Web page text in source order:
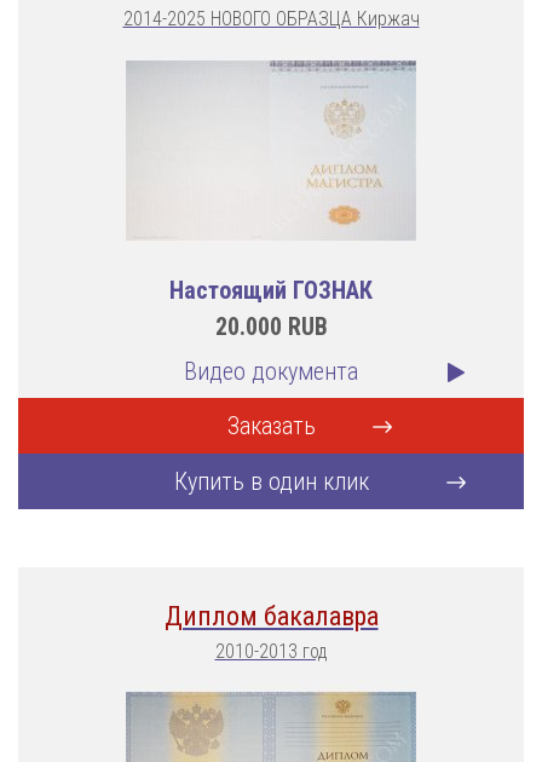
2014-2025 НОВОГО ОБРАЗЦА Киржач
Настоящий ГОЗНАК
20.000 RUB
Видео документа
Заказать
Купить в один клик
Диплом бакалавра
2010-2013 год